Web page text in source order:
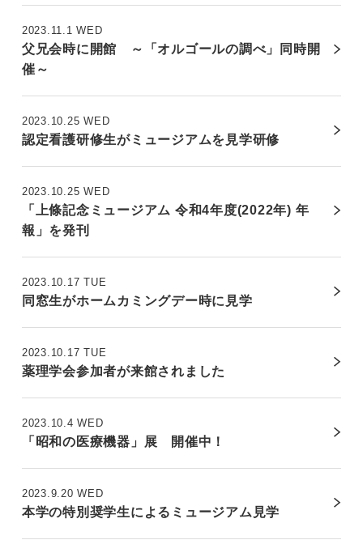
2023.11.1 WED
父兄会時に開館 ～「オルゴールの調べ」同時開
催～
2023.10.25 WED
認定看護研修生がミュージアムを見学研修
2023.10.25 WED
「上條記念ミュージアム 令和4年度(2022年) 年
報」を発刊
2023.10.17 TUE
同窓生がホームカミングデー時に見学
2023.10.17 TUE
薬理学会参加者が来館されました
2023.10.4 WED
「昭和の医療機器」展 開催中！
2023.9.20 WED
本学の特別奨学生によるミュージアム見学